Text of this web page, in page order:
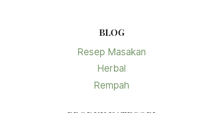
BLOG
Resep Masakan
Herbal
Rempah